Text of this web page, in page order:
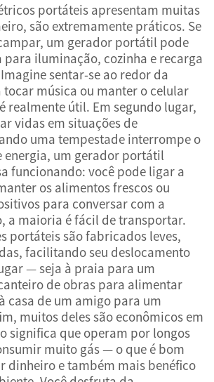
portáteis apresentam muitas
são extremamente práticos. Se
um gerador portátil pode
para iluminação, cozinha e recarga
sentar-se ao redor da
música ou manter o celular
realmente útil. Em segundo lugar,
vidas em situações de
uma tempestade interrompe o
energia, um gerador portátil
funcionando: você pode ligar a
os alimentos frescos ou
para conversar com a
a maioria é fácil de transportar.
portáteis são fabricados leves,
facilitando seu deslocamento
— seja à praia para um
de obras para alimentar
casa de um amigo para um
muitos deles são econômicos em
significa que operam por longos
muito gás — o que é bom
dinheiro e também mais benéfico